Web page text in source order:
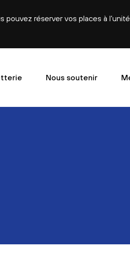
réserver vos places à
Nous soutenir